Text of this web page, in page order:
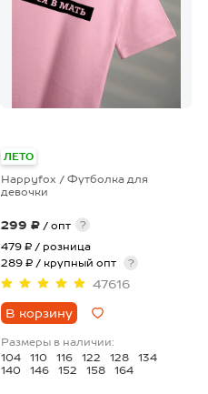
ЛЕТО
Happyfox / Футболка для
девочки
299 ₽ / опт
?
479 ₽ / розница
289 ₽ / крупный опт
?
47616
В корзину
Размеры в наличии:
104
110 116 122 128
134
140
146 152 158 164